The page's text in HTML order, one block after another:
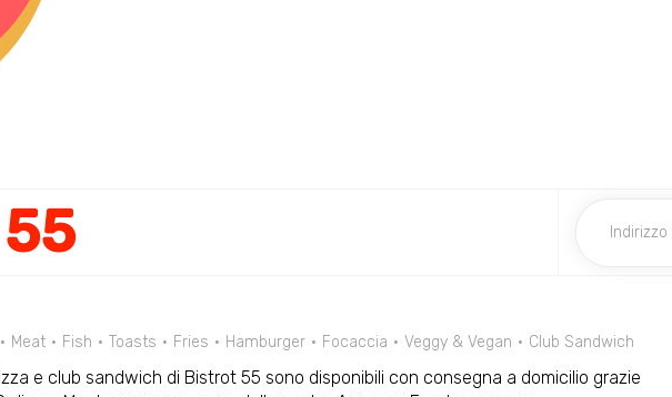
Meat Fish Toasts Fries Hamburger Focaccia Veggy & Vegan Club Sandwich
e club sandwich di Bistrot 55 sono disponibili con consegna a domicilio grazie